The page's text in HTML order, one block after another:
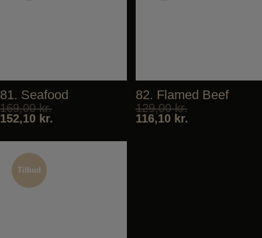
81. Seafood
169,00kr.
152,10 kr.
82. Flamed Beef
129,00kr.
116,10 kr.
Tilbud
Tilbud